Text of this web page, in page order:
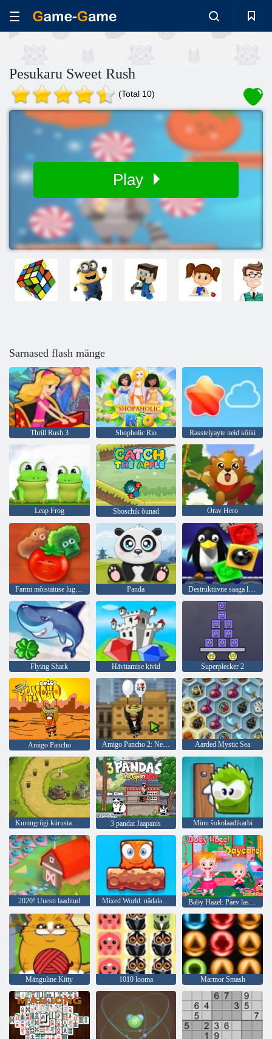
Pesukaru Sweet Rush
(Total 10)
Play
Sarnased flash mänge
Thrill Rush 3 Shopholic Rio Rasstelyayte neid kõiki
Leap Frog Sboschik õunad Orav Hero
Panda
Flying Shark Hävitamise kivid Superplecker 2
Amigo Pancho Amigo Pancho 2: New Yorgi partei Aarded Mystic Sea
3 pandat Jaapanis Minu šokolaadikarbi
2020! Uuesti laaditud Mixed World: nädalavahetus
Mänguline Kitty 1010 looma Marmor Smash